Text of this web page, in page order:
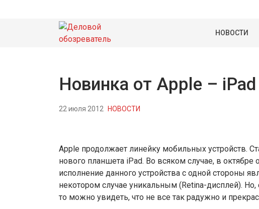
НОВОСТИ
Новинка от Apple –
22 июля 2012 НОВОСТИ
Apple продолжает линейку мобильных устройств.
нового планшета iPad. Во всяком случае, в октябре
исполнение данного устройства с одной стороны
некотором случае уникальным (Retina-дисплей).
то можно увидеть, что не все так радужно и